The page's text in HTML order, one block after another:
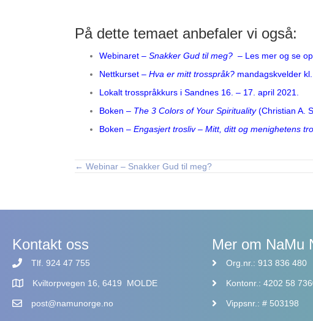
På dette temaet anbefaler vi også:
Webinaret – Snakker Gud til meg? – Les mer og se
Nettkurset – Hva er mitt trosspråk? mandagskvelder
Lokalt trosspråkkurs i Sandnes 16. – 17. april 2021.
Boken – The 3 Colors of Your Spirituality(Christian A.
Boken – Engasjert trosliv – Mitt, ditt og menighetens
Posts
← Webinar – Snakker Gud til meg?
Kontakt oss
Tlf. 924 47 755
Kviltorpvegen 16, 6419 MOLDE
post@namunorge.no
Mer om NaMu
Org.nr.: 913 836 480
Kontonr.: 4202 58
Vippsnr.: # 503198